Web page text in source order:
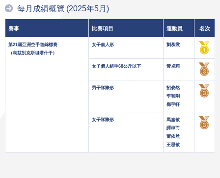
每月成績概覽 (2025年5月)
賽事 比賽項目 運動員 名次
第21屆亞洲空手道錦標賽
（烏茲別克斯坦塔什干）
女子個人形 劉慕裳
女子個人組手68公斤以下 黃卓莉
男子隊際形
招俊然
李智剛
鄧宇軒
女子隊際形
馬嘉敏
譚棹而
董依然
王思敏